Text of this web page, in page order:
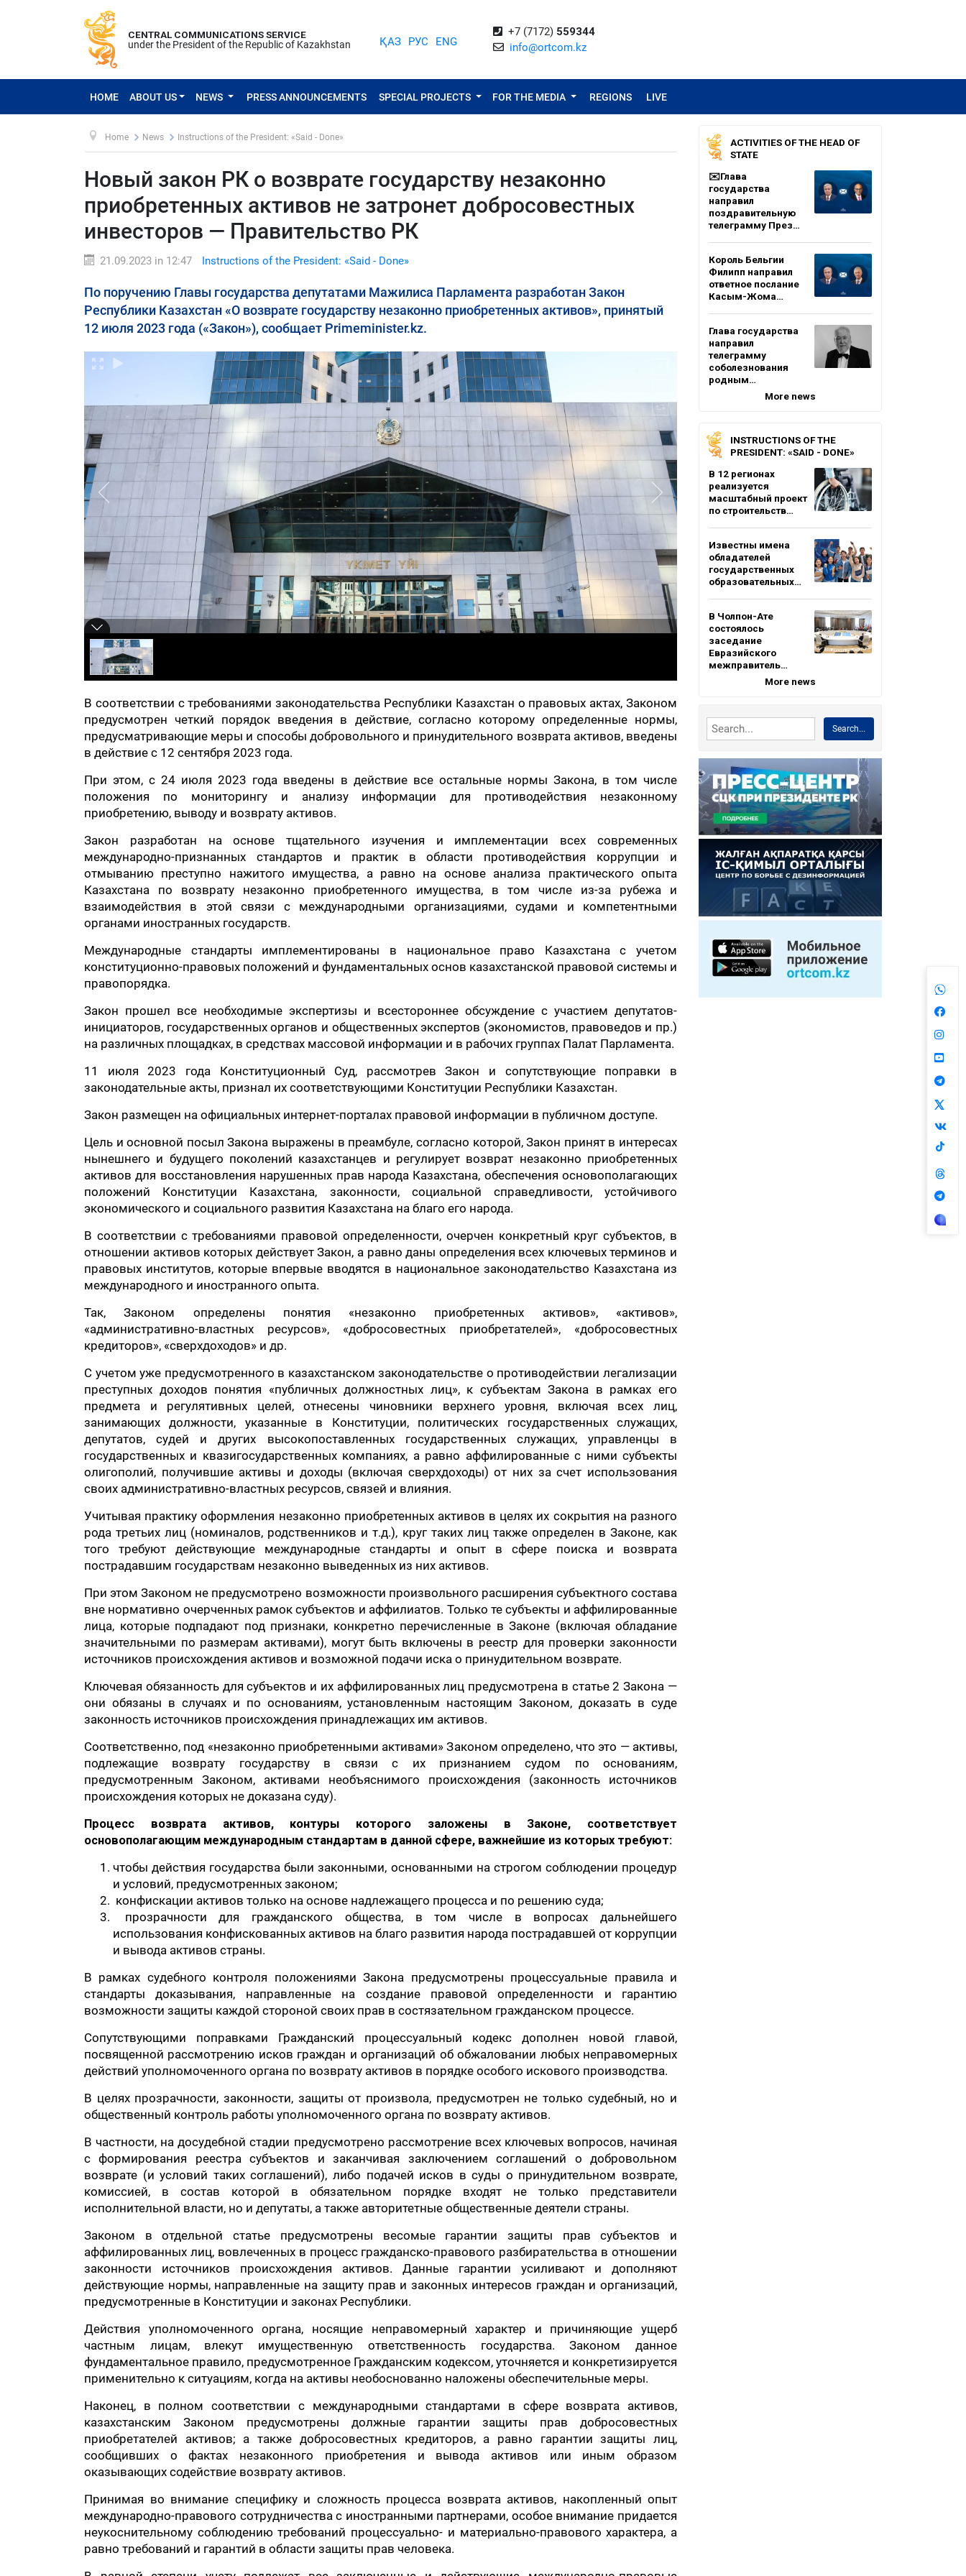
CENTRAL COMMUNICATIONS SERVICE
under the President of the Republic of Kazakhstan
ҚАЗ РУС ENG
+7 (7172) 559344
info@ortcom.kz
HOME ABOUT US NEWS PRESS ANNOUNCEMENTS SPECIAL PROJECTS FOR THE MEDIA REGIONS LIVE
Home News Instructions of the President: «Said - Done»
Новый закон РК о возврате государству незаконно
приобретенных активов не затронет добросовестных
инвесторов — Правительство РК
21.09.2023 in 12:47 Instructions of the President: «Said - Done»
По поручению Главы государства депутатами Мажилиса Парламента разработан Закон
Республики Казахстан «О возврате государству незаконно приобретенных активов», принятый
12 июля 2023 года («Закон»), сообщает Primeminister.kz.
В соответствии с требованиями законодательства Республики Казахстан о правовых актах, Законом
предусмотрен четкий порядок введения в действие, согласно которому определенные нормы,
предусматривающие меры и способы добровольного и принудительного возврата активов, введены
в действие с 12 сентября 2023 года.
При этом, с 24 июля 2023 года введены в действие все остальные нормы Закона, в том числе
положения по мониторингу и анализу информации для противодействия незаконному
приобретению, выводу и возврату активов.
Закон разработан на основе тщательного изучения и имплементации всех современных
международно-признанных стандартов и практик в области противодействия коррупции и
отмыванию преступно нажитого имущества, а равно на основе анализа практического опыта
Казахстана по возврату незаконно приобретенного имущества, в том числе из-за рубежа и
взаимодействия в этой связи с международными организациями, судами и компетентными
органами иностранных государств.
Международные стандарты имплементированы в национальное право Казахстана с учетом
конституционно-правовых положений и фундаментальных основ казахстанской правовой системы и
правопорядка.
Закон прошел все необходимые экспертизы и всестороннее обсуждение с участием депутатов-
инициаторов, государственных органов и общественных экспертов (экономистов, правоведов и пр.)
на различных площадках, в средствах массовой информации и в рабочих группах Палат Парламента.
11 июля 2023 года Конституционный Суд, рассмотрев Закон и сопутствующие поправки в
законодательные акты, признал их соответствующими Конституции Республики Казахстан.
Закон размещен на официальных интернет-порталах правовой информации в публичном доступе.
Цель и основной посыл Закона выражены в преамбуле, согласно которой, Закон принят в интересах
нынешнего и будущего поколений казахстанцев и регулирует возврат незаконно приобретенных
активов для восстановления нарушенных прав народа Казахстана, обеспечения основополагающих
положений Конституции Казахстана, законности, социальной справедливости, устойчивого
экономического и социального развития Казахстана на благо его народа.
В соответствии с требованиями правовой определенности, очерчен конкретный круг субъектов, в
отношении активов которых действует Закон, а равно даны определения всех ключевых терминов и
правовых институтов, которые впервые вводятся в национальное законодательство Казахстана из
международного и иностранного опыта.
Так, Законом определены понятия «незаконно приобретенных активов», «активов»,
«административно-властных ресурсов», «добросовестных приобретателей», «добросовестных
кредиторов», «сверхдоходов» и др.
С учетом уже предусмотренного в казахстанском законодательстве о противодействии легализации
преступных доходов понятия «публичных должностных лиц», к субъектам Закона в рамках его
предмета и регулятивных целей, отнесены чиновники верхнего уровня, включая всех лиц,
занимающих должности, указанные в Конституции, политических государственных служащих,
депутатов, судей и других высокопоставленных государственных служащих, управленцы в
государственных и квазигосударственных компаниях, а равно аффилированные с ними субъекты
олигополий, получившие активы и доходы (включая сверхдоходы) от них за счет использования
своих административно-властных ресурсов, связей и влияния.
Учитывая практику оформления незаконно приобретенных активов в целях их сокрытия на разного
рода третьих лиц (номиналов, родственников и т.д.), круг таких лиц также определен в Законе, как
того требуют действующие международные стандарты и опыт в сфере поиска и возврата
пострадавшим государствам незаконно выведенных из них активов.
При этом Законом не предусмотрено возможности произвольного расширения субъектного состава
вне нормативно очерченных рамок субъектов и аффилиатов. Только те субъекты и аффилированные
лица, которые подпадают под признаки, конкретно перечисленные в Законе (включая обладание
значительными по размерам активами), могут быть включены в реестр для проверки законности
источников происхождения активов и возможной подачи иска о принудительном возврате.
Ключевая обязанность для субъектов и их аффилированных лиц предусмотрена в статье 2 Закона —
они обязаны в случаях и по основаниям, установленным настоящим Законом, доказать в суде
законность источников происхождения принадлежащих им активов.
Соответственно, под «незаконно приобретенными активами» Законом определено, что это — активы,
подлежащие возврату государству в связи с их признанием судом по основаниям,
предусмотренным Законом, активами необъяснимого происхождения (законность источников
происхождения которых не доказана суду).
Процесс возврата активов, контуры которого заложены в Законе, соответствует
основополагающим международным стандартам в данной сфере, важнейшие из которых требуют:
чтобы действия государства были законными, основанными на строгом соблюдении процедур
и условий, предусмотренных законом;
конфискации активов только на основе надлежащего процесса и по решению суда;
прозрачности для гражданского общества, в том числе в вопросах дальнейшего
использования конфискованных активов на благо развития народа пострадавшей от коррупции
и вывода активов страны.
В рамках судебного контроля положениями Закона предусмотрены процессуальные правила и
стандарты доказывания, направленные на создание правовой определенности и гарантию
возможности защиты каждой стороной своих прав в состязательном гражданском процессе.
Сопутствующими поправками Гражданский процессуальный кодекс дополнен новой главой,
посвященной рассмотрению исков граждан и организаций об обжаловании любых неправомерных
действий уполномоченного органа по возврату активов в порядке особого искового производства.
В целях прозрачности, законности, защиты от произвола, предусмотрен не только судебный, но и
общественный контроль работы уполномоченного органа по возврату активов.
В частности, на досудебной стадии предусмотрено рассмотрение всех ключевых вопросов, начиная
с формирования реестра субъектов и заканчивая заключением соглашений о добровольном
возврате (и условий таких соглашений), либо подачей исков в суды о принудительном возврате,
комиссией, в состав которой в обязательном порядке входят не только представители
исполнительной власти, но и депутаты, а также авторитетные общественные деятели страны.
Законом в отдельной статье предусмотрены весомые гарантии защиты прав субъектов и
аффилированных лиц, вовлеченных в процесс гражданско-правового разбирательства в отношении
законности источников происхождения активов. Данные гарантии усиливают и дополняют
действующие нормы, направленные на защиту прав и законных интересов граждан и организаций,
предусмотренные в Конституции и законах Республики.
Действия уполномоченного органа, носящие неправомерный характер и причиняющие ущерб
частным лицам, влекут имущественную ответственность государства. Законом данное
фундаментальное правило, предусмотренное Гражданским кодексом, уточняется и конкретизируется
применительно к ситуациям, когда на активы необоснованно наложены обеспечительные меры.
Наконец, в полном соответствии с международными стандартами в сфере возврата активов,
казахстанским Законом предусмотрены должные гарантии защиты прав добросовестных
приобретателей активов; а также добросовестных кредиторов, а равно гарантии защиты лиц,
сообщивших о фактах незаконного приобретения и вывода активов или иным образом
оказывающих содействие возврату активов.
Принимая во внимание специфику и сложность процесса возврата активов, накопленный опыт
международно-правового сотрудничества с иностранными партнерами, особое внимание придается
неукоснительному соблюдению требований процессуально- и материально-правового характера, а
равно требований и гарантий в области защиты прав человека.
ACTIVITIES OF THE HEAD OF
STATE
✉️Глава
государства
направил
поздравительную
телеграмму През…
Король Бельгии
Филипп направил
ответное послание
Касым-Жома…
Глава государства
направил
телеграмму
соболезнования
родным…
More news
INSTRUCTIONS OF THE
PRESIDENT: «SAID - DONE»
В 12 регионах
реализуется
масштабный проект
по строительств…
Известны имена
обладателей
государственных
образовательных…
В Чолпон-Ате
состоялось
заседание
Евразийского
межправитель…
More news
Search...